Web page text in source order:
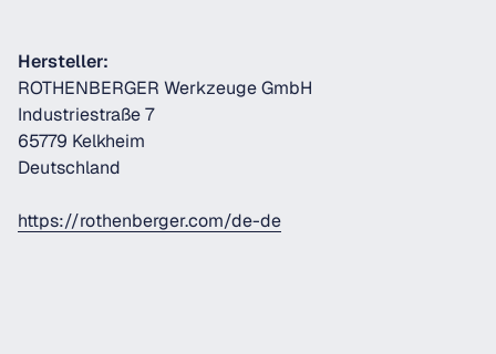
Hersteller:
ROTHENBERGER Werkzeuge GmbH
Industriestraße 7
65779 Kelkheim
Deutschland
https://rothenberger.com/de-de